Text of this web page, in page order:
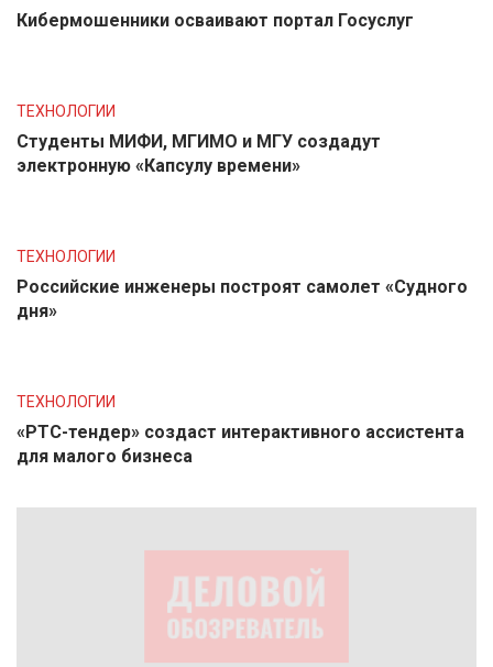
Кибермошенники осваивают портал Госуслуг
ТЕХНОЛОГИИ
Студенты МИФИ, МГИМО и МГУ создадут
электронную «Капсулу времени»
ТЕХНОЛОГИИ
Российские инженеры построят самолет «Судного
дня»
ТЕХНОЛОГИИ
«РТС-тендер» создаст интерактивного ассистента
для малого бизнеса